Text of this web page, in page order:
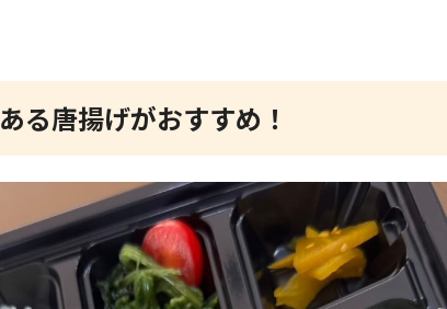
る唐揚げがおすすめ！